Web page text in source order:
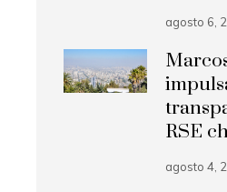
agosto 6,
RSE
agosto 4,